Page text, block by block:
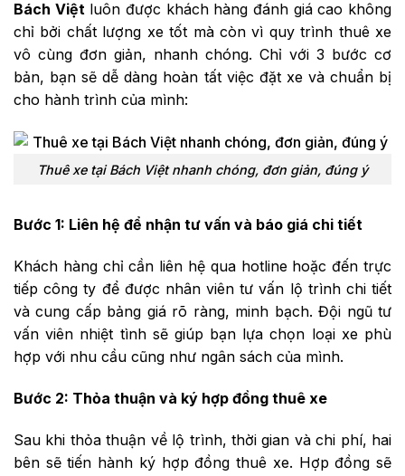
Bách Việt luôn được khách hàng đánh giá cao không
chỉ bởi chất lượng xe tốt mà còn vì quy trình thuê xe
vô cùng đơn giản, nhanh chóng. Chỉ với 3 bước cơ
bản, bạn sẽ dễ dàng hoàn tất việc đặt xe và chuẩn bị
cho hành trình của mình:
Thuê xe tại Bách Việt nhanh chóng, đơn giản, đúng ý
Bước 1: Liên hệ để nhận tư vấn và báo giá chi tiết
Khách hàng chỉ cần liên hệ qua hotline hoặc đến trực
tiếp công ty để được nhân viên tư vấn lộ trình chi tiết
và cung cấp bảng giá rõ ràng, minh bạch. Đội ngũ tư
vấn viên nhiệt tình sẽ giúp bạn lựa chọn loại xe phù
hợp với nhu cầu cũng như ngân sách của mình.
Bước 2: Thỏa thuận và ký hợp đồng thuê xe
Sau khi thỏa thuận về lộ trình, thời gian và chi phí, hai
bên sẽ tiến hành ký hợp đồng thuê xe. Hợp đồng sẽ